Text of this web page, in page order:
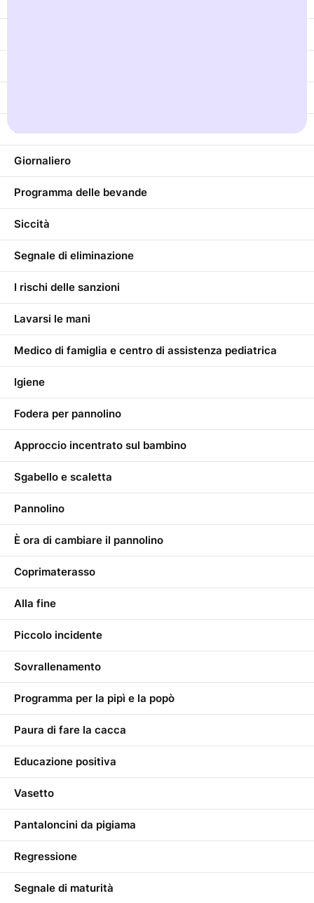
Stitichezza
Giornaliero
Programma delle bevande
Siccità
Segnale di eliminazione
I rischi delle sanzioni
Lavarsi le mani
Medico di famiglia e centro di assistenza pediatrica
Igiene
Fodera per pannolino
Approccio incentrato sul bambino
Sgabello e scaletta
Pannolino
È ora di cambiare il pannolino
Coprimaterasso
Alla fine
Piccolo incidente
Sovrallenamento
Programma per la pipì e la popò
Paura di fare la cacca
Educazione positiva
Vasetto
Pantaloncini da pigiama
Regressione
Segnale di maturità